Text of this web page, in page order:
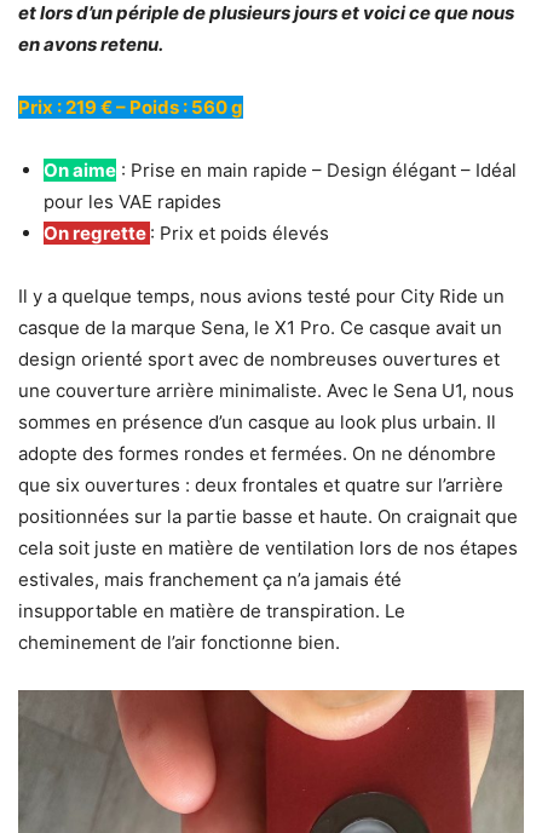
et lors d’un périple de plusieurs jours et voici ce que nous
en avons retenu.
Prix : 219 € – Poids : 560 g
On aime : Prise en main rapide – Design élégant – Idéal
pour les VAE rapides
On regrette : Prix et poids élevés
Il y a quelque temps, nous avions testé pour City Ride un
casque de la marque Sena, le X1 Pro. Ce casque avait un
design orienté sport avec de nombreuses ouvertures et
une couverture arrière minimaliste. Avec le Sena U1, nous
sommes en présence d’un casque au look plus urbain. Il
adopte des formes rondes et fermées. On ne dénombre
que six ouvertures : deux frontales et quatre sur l’arrière
positionnées sur la partie basse et haute. On craignait que
cela soit juste en matière de ventilation lors de nos étapes
estivales, mais franchement ça n’a jamais été
insupportable en matière de transpiration. Le
cheminement de l’air fonctionne bien.